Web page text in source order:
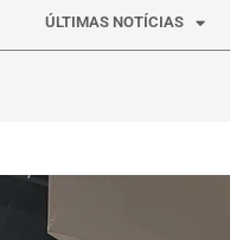
ÚLTIMAS NOTÍCIAS